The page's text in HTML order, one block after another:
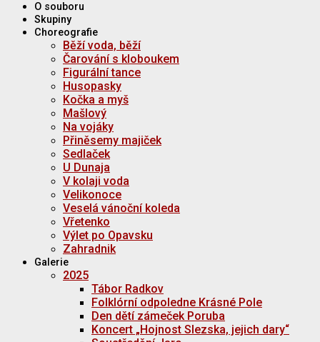
O souboru
Skupiny
Choreografie
Běží voda, běží
Čarování s kloboukem
Figurální tance
Husopasky
Kočka a myš
Mašlový
Na vojáky
Přiněsemy majiček
Sedlaček
U Dunaja
V kolaji voda
Velikonoce
Veselá vánoční koleda
Vřetenko
Výlet po Opavsku
Zahradnik
Galerie
2025
Tábor Radkov
Folklórní odpoledne Krásné Pole
Den dětí zámeček Poruba
Koncert „Hojnost Slezska, jejich dary“